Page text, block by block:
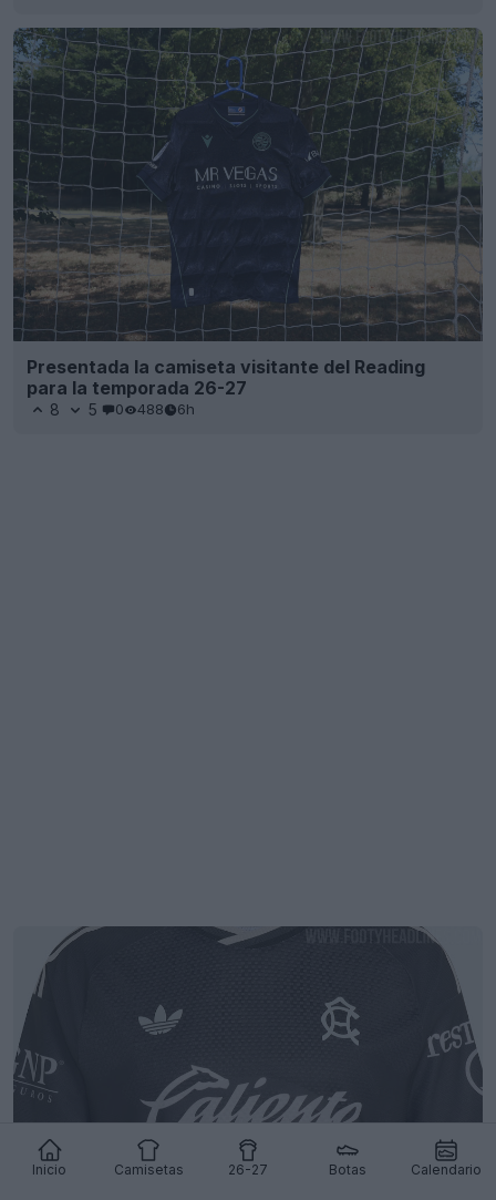
Inicio Camisetas 26-27 Botas Calendario
Presentada la camiseta visitante del Reading
para la temporada 26-27
8 5 0 488 6h